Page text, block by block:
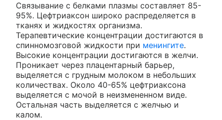
Связывание с белками плазмы составляет 85-
95%. Цефтриаксон широко распределяется в
тканях и жидкостях организма.
Терапевтические концентрации достигаются в
спинномозговой жидкости при менингите.
Высокие концентрации достигаются в желчи.
Проникает через плацентарный барьер,
выделяется с грудным молоком в небольших
количествах. Около 40-65% цефтриаксона
выделяется с мочой в неизмененном виде.
Остальная часть выделяется с желчью и
калом.